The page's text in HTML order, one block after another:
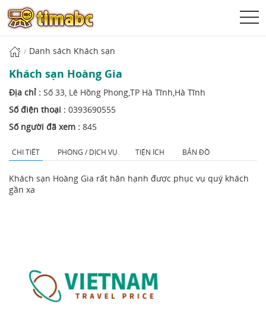
Danh sách Khách sạn
Khách sạn Hoàng Gia
Địa chỉ : Số 33, Lê Hồng Phong,TP Hà Tĩnh,Hà Tĩnh
Số điện thoại : 0393690555
Số người đã xem : 845
CHI TIẾT PHÒNG / DỊCH VỤ TIỆN ÍCH BẢN ĐỒ
Khách sạn Hoàng Gia rất hân hạnh được phục vụ quý khách
gần xa